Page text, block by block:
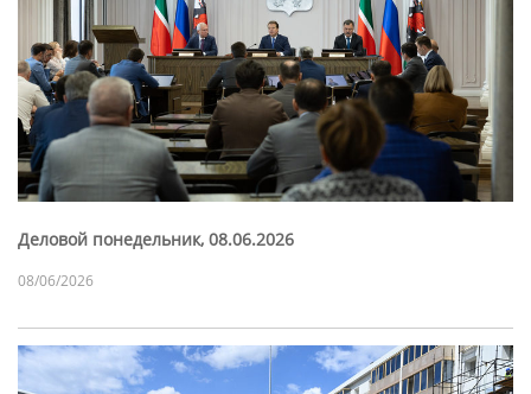
Деловой понедельник, 08.06.2026
08/06/2026